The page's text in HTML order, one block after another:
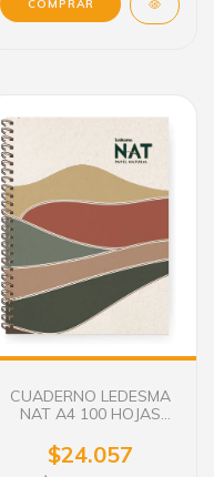
CUADERNO LEDESMA
NAT A4 100 HOJAS
$24.057